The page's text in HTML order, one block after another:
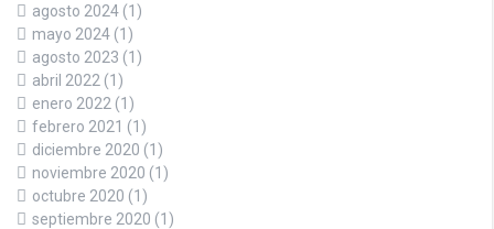
agosto 2024 (1)
mayo 2024 (1)
agosto 2023 (1)
abril 2022 (1)
enero 2022 (1)
febrero 2021 (1)
diciembre 2020 (1)
noviembre 2020 (1)
octubre 2020 (1)
septiembre 2020 (1)